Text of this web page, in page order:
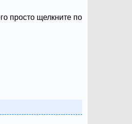
просто щелкните по